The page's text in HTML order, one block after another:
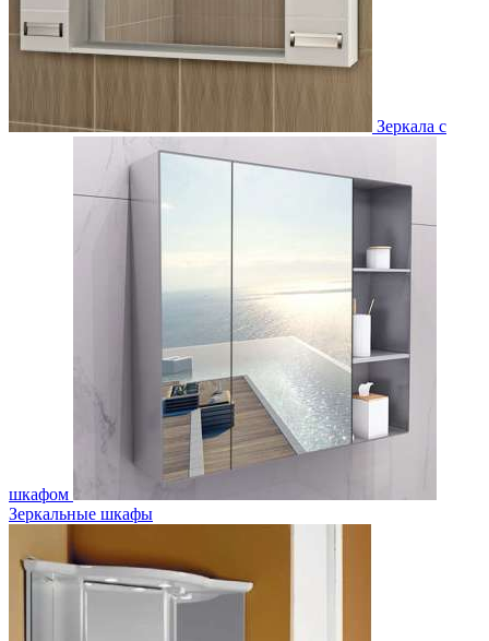
Зеркала с
шкафом
Зеркальные шкафы